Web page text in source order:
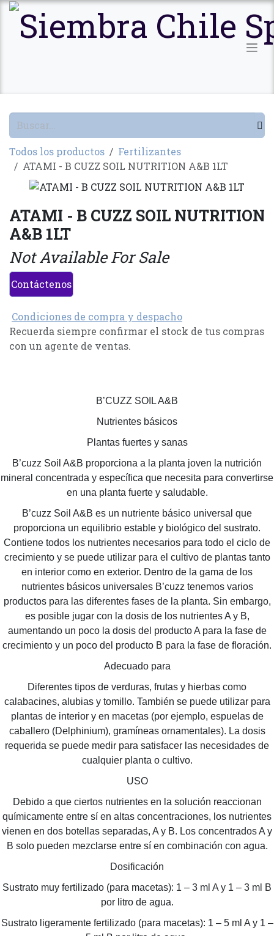
Ir al contenido
Todos los productos
Fertilizantes
ATAMI - B CUZZ SOIL NUTRITION A&B 1LT
ATAMI - B CUZZ SOIL NUTRITION
A&B 1LT
Not Available For Sale
Contáctenos
Condiciones de compra y despacho
Recuerda siempre confirmar el stock de tus compras
con un agente de ventas.
B’CUZZ SOIL A&B
Nutrientes básicos
Plantas fuertes y sanas
B’cuzz Soil A&B proporciona a la planta joven la nutrición
mineral concentrada y específica que necesita para convertirse
en una planta fuerte y saludable.
B’cuzz Soil A&B es un nutriente básico universal que
proporciona un equilibrio estable y biológico del sustrato.
Contiene todos los nutrientes necesarios para todo el ciclo de
crecimiento y se puede utilizar para el cultivo de plantas tanto
en interior como en exterior. Dentro de la gama de los
nutrientes básicos universales B’cuzz tenemos varios
productos para las diferentes fases de la planta. Sin embargo,
es posible jugar con la dosis de los nutrientes A y B,
aumentando un poco la dosis del producto A para la fase de
crecimiento y un poco del producto B para la fase de floración.
Adecuado para
Diferentes tipos de verduras, frutas y hierbas como
calabacines, alubias y tomillo. También se puede utilizar para
plantas de interior y en macetas (por ejemplo, espuelas de
caballero (Delphinium), gramíneas ornamentales). La dosis
requerida se puede medir para satisfacer las necesidades de
cualquier planta o cultivo.
USO
Debido a que ciertos nutrientes en la solución reaccionan
químicamente entre sí en altas concentraciones, los nutrientes
vienen en dos botellas separadas, A y B. Los concentrados A y
B solo pueden mezclarse entre sí en combinación con agua.
Dosificación
Sustrato muy fertilizado (para macetas): 1 – 3 ml A y 1 – 3 ml B
por litro de agua.
Sustrato ligeramente fertilizado (para macetas): 1 – 5 ml A y 1 –